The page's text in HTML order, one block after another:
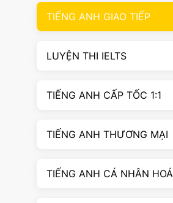
TIẾNG ANH GIAO TIẾP
LUYỆN THI IELTS
TIẾNG ANH CẤP TỐC 1:1
TIẾNG ANH THƯƠNG MẠI
TIẾNG ANH CÁ NHÂN HOÁ